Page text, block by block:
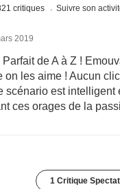
critiques Suivre son
2019
de A à Z !
on les aime ! Aucun
scénario est
ces orages de la
1 Critique